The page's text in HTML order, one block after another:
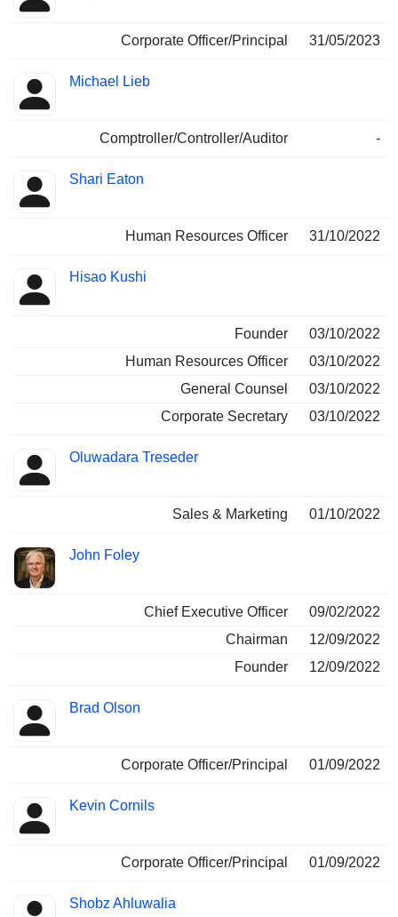
Corporate Officer/Principal 31/05/2023
Michael Lieb
Comptroller/Controller/Auditor -
Shari Eaton
Human Resources Officer 31/10/2022
Hisao Kushi
Founder
03/10/2022
Human Resources Officer
03/10/2022
General Counsel
03/10/2022
Corporate Secretary
03/10/2022
Oluwadara Treseder
Sales & Marketing 01/10/2022
John Foley
Chief Executive Officer
09/02/2022
Chairman
12/09/2022
Founder
12/09/2022
Brad Olson
Corporate Officer/Principal 01/09/2022
Kevin Cornils
Corporate Officer/Principal 01/09/2022
Shobz Ahluwalia